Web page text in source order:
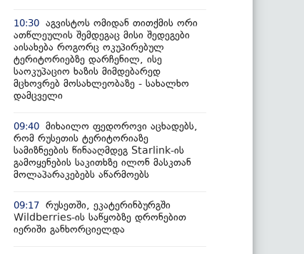
10:30 აგვისტოს ომიდან თითქმის ორი
ათწლეულის შემდეგაც მისი შედეგები
აისახება როგორც ოკუპირებულ
ტერიტორიებზე დარჩენილ, ისე
საოკუპაციო ხაზის მიმდებარედ
მცხოვრებ მოსახლეობაზე - სახალხო
დამცველი
09:40 მიხაილო ფედოროვი აცხადებს,
რომ რუსეთის ტერიტორიაზე
სამიზნეების წინააღმდეგ Starlink-ის
გამოყენების საკითხზე ილონ მასკთან
მოლაპარაკებებს აწარმოებს
09:17 რუსეთში, ეკატერინბურგში
Wildberries-ის საწყობზე დრონებით
იერიში განხორციელდა